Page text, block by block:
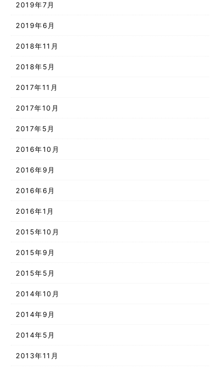
2019年7月
2019年6月
2018年11月
2018年5月
2017年11月
2017年10月
2017年5月
2016年10月
2016年9月
2016年6月
2016年1月
2015年10月
2015年9月
2015年5月
2014年10月
2014年9月
2014年5月
2013年11月